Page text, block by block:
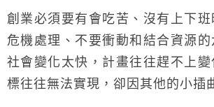
創業必須要有會吃苦、沒有上下班
危機處理、不要衝動和結合資源
社會變化太快，計畫往往趕不上
標往往無法實現，卻因其他的小插